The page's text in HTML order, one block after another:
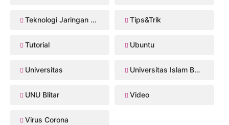
Teknologi Jaringan Kabel dan Nirkabel Tips&Trik
Tutorial Ubuntu
Universitas Universitas Islam Balitar
UNU Blitar Video
Virus Corona